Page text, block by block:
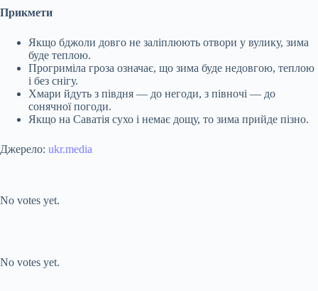
Прикмети
Якщо бджоли довго не заліплюють отвори у вулику, зима
буде теплою.
Прогриміла гроза означає, що зима буде недовгою, теплою
і без снігу.
Хмари йдуть з півдня — до негоди, з півночі — до
сонячної погоди.
Якщо на Саватія сухо і немає дощу, то зима прийде пізно.
Джерело: ukr.media
No votes yet.
No votes yet.